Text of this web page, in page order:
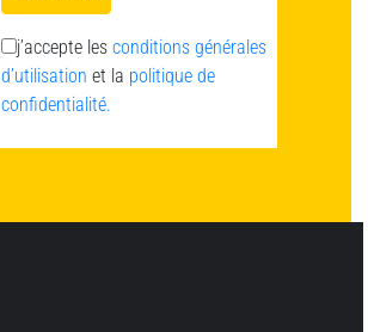
j’accepte les conditions générales
d’utilisation et la politique de
confidentialité.